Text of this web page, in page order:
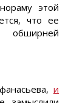
этой
что ее
и